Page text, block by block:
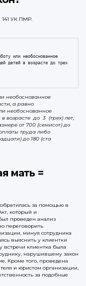
141 УК ПМР.
или необоснованное
детей в возрасте до трех
необоснованное
а равно
необоснованное
возрасте до 3 (трех) лет,
от 700 (семисот) до
труда либо
до 180 (ста
мать =
за помощью в
который и
проведен анализ
переговорить
минуя сотрудника
выяснить у клиентки
встречи клиентка была
нарушившему закон
Кроме того, проведена
и юристом организации,
за подобные